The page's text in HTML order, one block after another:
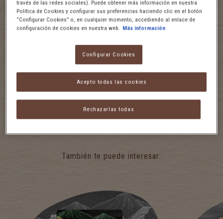
paladar.
También te puede interesar:
través de las redes sociales). Puede obtener más información en nuestra
Política de Cookies y configurar sus preferencias haciendo clic en el botón
“Configurar Cookies” o, en cualquier momento, accediendo al enlace de
configuración de cookies en nuestra web. Más información
Configurar Cookies
Rechazarlas todas
Acepto todas las cookies